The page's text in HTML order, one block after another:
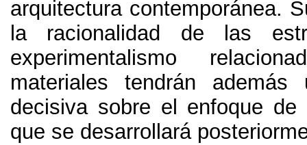
arquitectura contemporánea.
la racionalidad de las
experimentalismo
materiales tendrán además
decisiva sobre el enfoque de
que se desarrollará